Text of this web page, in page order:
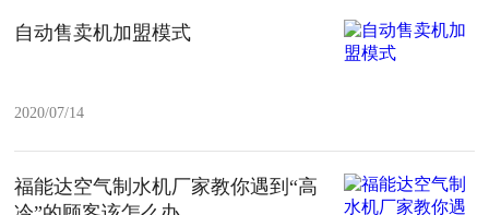
自动售卖机加盟模式
2020/07/14
福能达空气制水机厂家教你遇到“高